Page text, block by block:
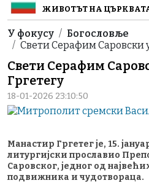
ЖИВОТЪТ НА
Breadcrumb
У фокусу
Богословље
Свети Серафим Саровски
Свети Серафим
Гргетегу
18-01-2026 23:10:50
Манастир Гргетег је, 15.
литургијски прославио
Саровског, једног од
подвижника и чудотвораца.